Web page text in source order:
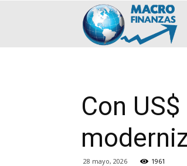
Con
28 mayo, 2026 1961